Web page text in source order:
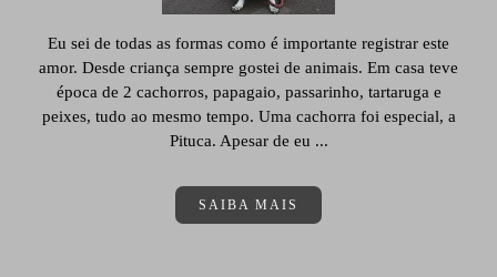
Eu sei de todas as formas como é importante registrar este
amor. Desde criança sempre gostei de animais. Em casa teve
época de 2 cachorros, papagaio, passarinho, tartaruga e
peixes, tudo ao mesmo tempo. Uma cachorra foi especial, a
Pituca. Apesar de eu ...
SAIBA MAIS